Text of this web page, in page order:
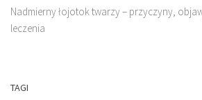
Nadmierny łojotok twarzy – przyczyny,
leczenia
TAGI